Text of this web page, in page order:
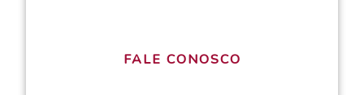
FALE CONOSCO